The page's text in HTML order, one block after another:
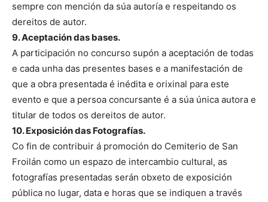
sempre con mención da súa autoría e respeitando os
dereitos de autor.
9. Aceptación das bases.
A participación no concurso supón a aceptación de todas
e cada unha das presentes bases e a manifestación de
que a obra presentada é inédita e orixinal para este
evento e que a persoa concursante é a súa única autora e
titular de todos os dereitos de autor.
10. Exposición das Fotografías.
Co fin de contribuir á promoción do Cemiterio de San
Froilán como un espazo de intercambio cultural, as
fotografías presentadas serán obxeto de exposición
pública no lugar, data e horas que se indiquen a través